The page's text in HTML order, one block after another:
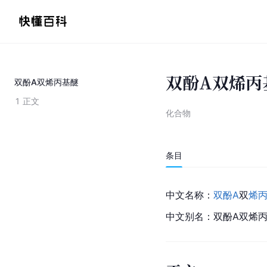
双酚A双烯丙基醚
1 正文
双酚A双烯丙
化合物
条目
中文名称： 双酚A双烯
中文别名：双酚A双烯